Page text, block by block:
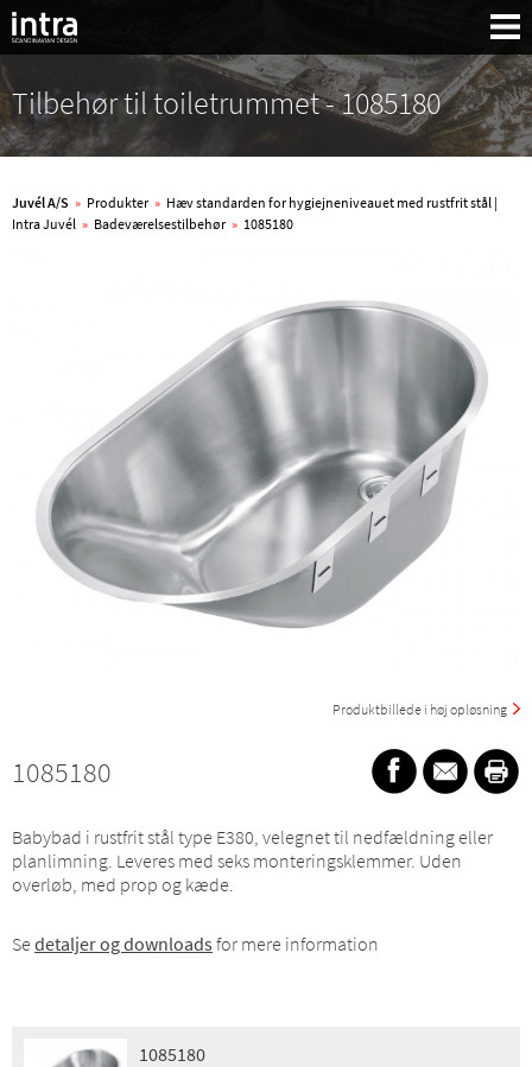
Søg:
Tilbehør til toiletrummet - 1085180
Juvél A/S » Produkter » Hæv standarden for hygiejneniveauet med rustfrit stål |
Intra Juvél » Badeværelsestilbehør » 1085180
Produktbillede i høj opløsning
1085180
Babybad i rustfrit stål type E380, velegnet til nedfældning eller
planlimning. Leveres med seks monteringsklemmer. Uden
overløb, med prop og kæde.
Se detaljer og downloads for mere information
1085180